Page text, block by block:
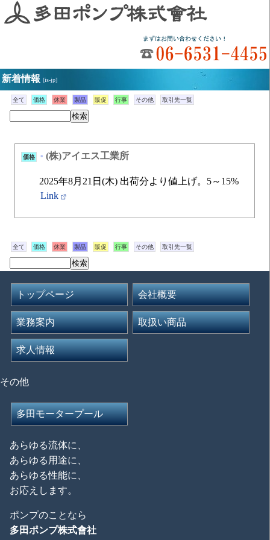
新着情報[is-jp]
全て 価格 休業 製品 販促 行事 その他 取引先一覧
価格 * (株)アイエス工業所
2025年8月21日(木) 出荷分より値上げ。5～15%
Link
全て 価格 休業 製品 販促 行事 その他 取引先一覧
トップページ 会社概要
業務案内 取扱い商品
求人情報
その他
多田モータープール
あらゆる流体に、
あらゆる用途に、
あらゆる性能に、
お応えします。
ポンプのことなら
多田ポンプ株式會社